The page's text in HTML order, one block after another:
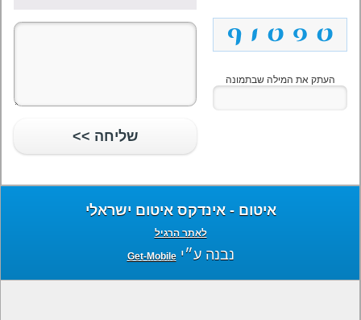
העתק את המילה שבתמונה
שליחה >>
איטום - אינדקס איטום ישראלי
לאתר הרגיל
נבנה ע״יGet-Mobile